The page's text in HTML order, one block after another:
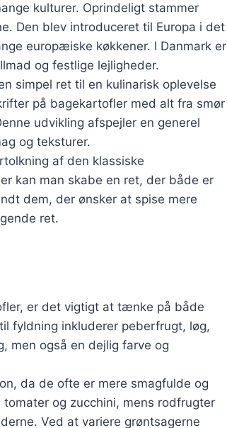
kulturer. Oprindeligt stammer
Den blev introduceret til Europa i det
europæiske køkkener. I Danmark er
og festlige lejligheder.
simpel ret til en kulinarisk oplevelse
på bagekartofler med alt fra smør
udvikling afspejler en generel
og teksturer.
af den klassiske
kan man skabe en ret, der både er
dem, der ønsker at spise mere
ret.
er det vigtigt at tænke på både
fyldning inkluderer peberfrugt, løg,
men også en dejlig farve og
da de ofte er mere smagfulde og
og zucchini, mens rodfrugter
Ved at variere grøntsagerne